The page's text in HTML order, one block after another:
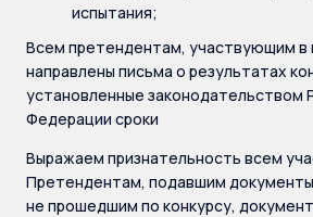
испытания;
Всем претендентам, участвующим в
направлены письма о результатах
установленные законодательством
Федерации сроки
Выражаем признательность всем
Претендентам, подавшим
не прошедшим по конкурсу,